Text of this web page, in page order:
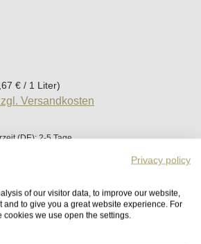
€ / 1 Liter)
Versandkosten
(DE): 2-5 Tage
Gib den gewünschten
Privacy policy
of our visitor data, to improve our website,
to give you a great website experience. For
cookies we use open the settings.